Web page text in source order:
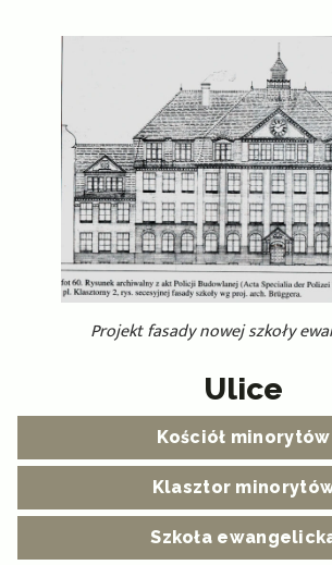
Projekt fasady nowej szkoły
Ulice
Kościół minorytów
Klasztor
Szkoła